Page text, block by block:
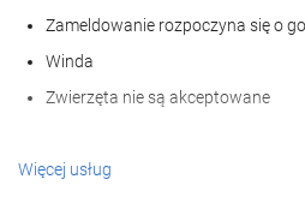
Spa
Zameldowanie rozpoczyna się o
Winda
Zwierzęta nie są akceptowane
Recepcja
Więcej usług